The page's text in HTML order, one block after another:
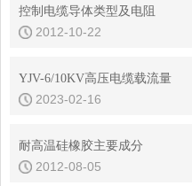
控制电缆导体类型及电阻
2012-10-22
YJV-6/10KV高压电缆载流量
2023-02-16
耐高温硅橡胶主要成分
2012-08-05